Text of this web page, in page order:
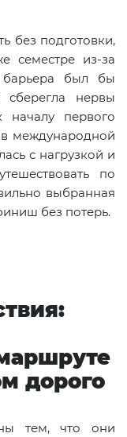
без подготовки,
семестре из-за
барьера был бы
нервы
началу первого
в международной
с нагрузкой и
по
выбранная
без потерь.
дорого
тем, что они